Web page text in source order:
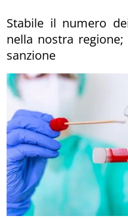
Stabile il numero
nella nostra
sanzione